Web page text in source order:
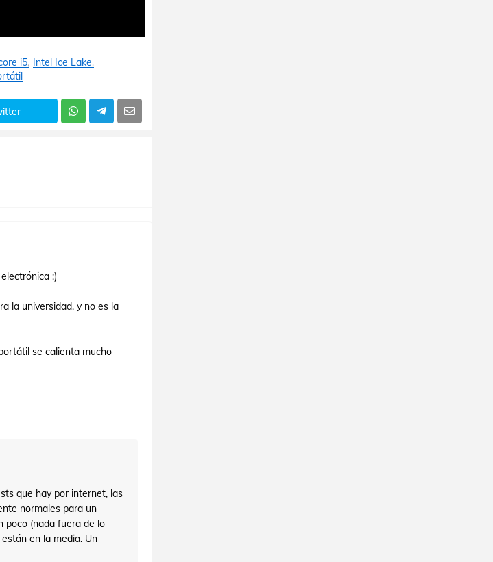
i5
Intel Ice Lake
;)
la universidad, y no es la
se calienta mucho
que hay por internet, las
normales para un
poco (nada fuera de lo
en la media. Un